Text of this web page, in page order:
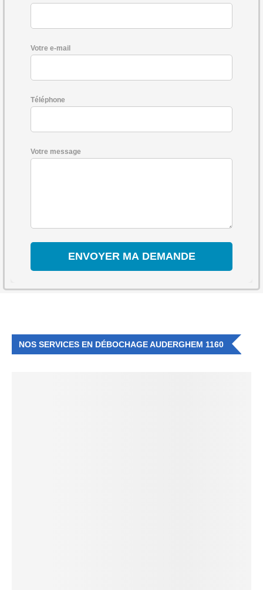
Votre e-mail
Téléphone
Votre message
NOS SERVICES EN DÉBOCHAGE AUDERGHEM 1160